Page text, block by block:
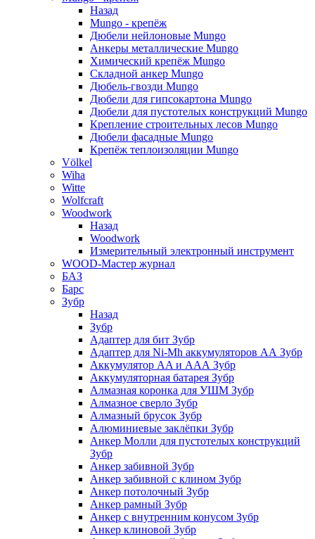
Назад
Mungo - крепёж
Дюбели нейлоновые Mungo
Анкеры металлические Mungo
Химический крепёж Mungo
Складной анкер Mungo
Дюбель-гвозди Mungo
Дюбели для гипсокартона Mungo
Дюбели для пустотелых конструкций Mungo
Крепление строительных лесов Mungo
Дюбели фасадные Mungo
Крепёж теплоизоляции Mungo
Völkel
Wiha
Witte
Wolfcraft
Woodwork
Назад
Woodwork
Измерительный электронный инструмент
WOOD-Мастер журнал
БАЗ
Барс
Зубр
Назад
Зубр
Адаптер для бит Зубр
Адаптер для Ni-Mh аккумуляторов АА Зубр
Аккумулятор AA и ААА Зубр
Аккумуляторная батарея Зубр
Алмазная коронка для УШМ Зубр
Алмазное сверло Зубр
Алмазный брусок Зубр
Алюминиевые заклёпки Зубр
Анкер Молли для пустотелых конструкций
Зубр
Анкер забивной Зубр
Анкер забивной с клином Зубр
Анкер потолочный Зубр
Анкер рамный Зубр
Анкер с внутренним конусом Зубр
Анкер клиновой Зубр